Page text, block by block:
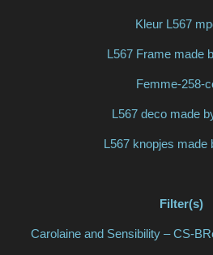
Kleur L567
L567 Frame made
Femme-258-
L567 deco made
L567 knopjes
Filter(s)
Carolaine and Sensibility – CS-